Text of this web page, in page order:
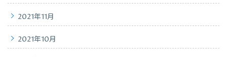
2021年11月
2021年10月